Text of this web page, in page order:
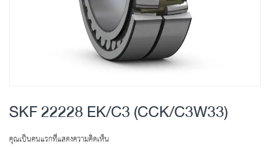
to
the
SKF 22228 EK/C3 (CCK/C3W33)
คุณเป็นคนแรกที่แสดงความคิดเห็น